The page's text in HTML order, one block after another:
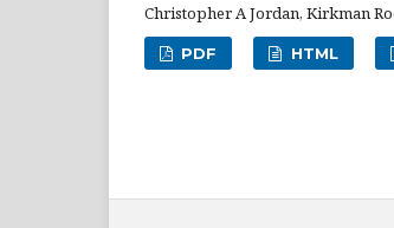
Christopher A Jordan, Kirkman
PDF HTML